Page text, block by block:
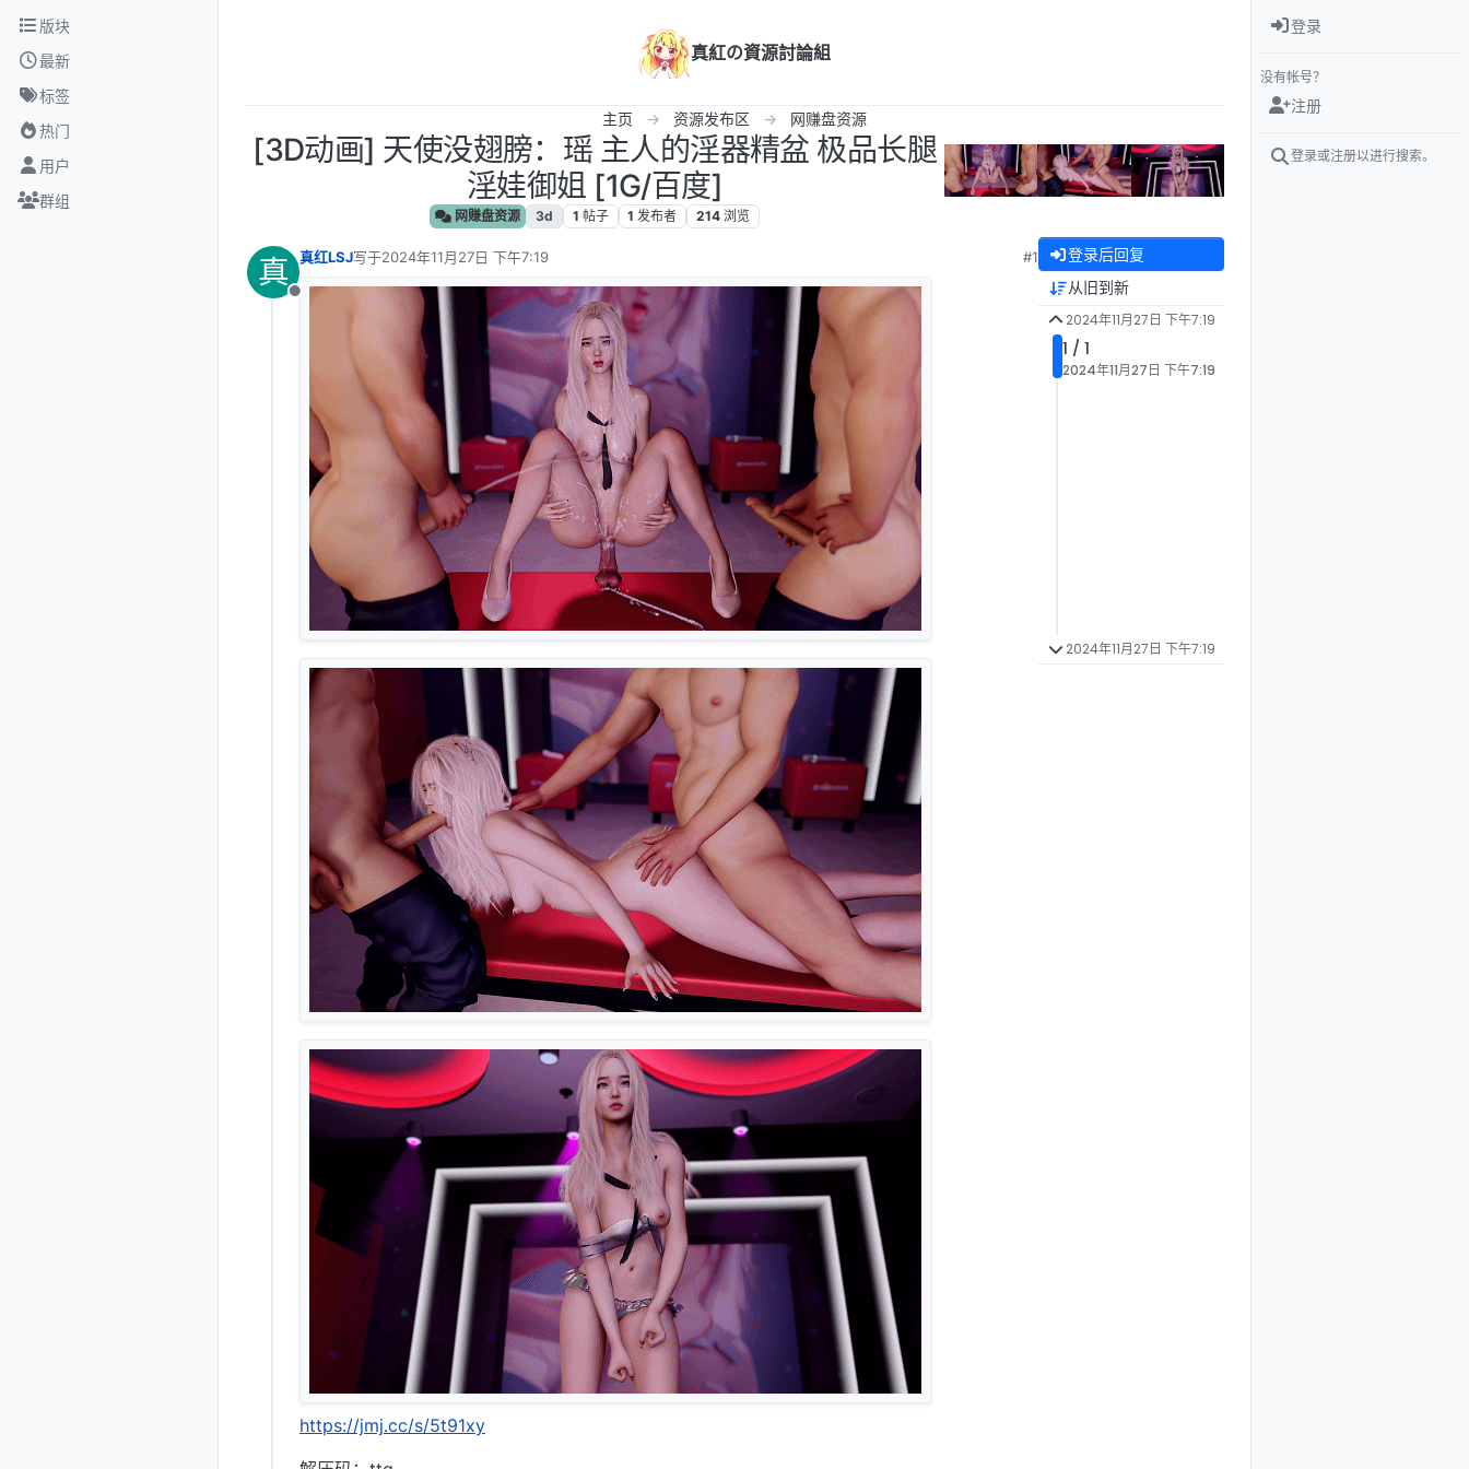
跳转至内容
版块
最新
标签
热门
用户
群组
真紅の資源討論組
主页 资源发布区 网赚盘资源
[3D动画] 天使没翅膀：瑶 主人的淫器精盆 极品长腿
淫娃御姐 [1G/百度]
网赚盘资源 3d 1 帖子 1 发布者 214 浏览
真
离线
真红LSJ写于2024年11月27日 下午7:19
最后由 编辑
#1
https://jmj.cc/s/5t91xy
登录后回复
从旧到新
2024年11月27日 下午7:19
1 / 1
2024年11月27日 下午7:19
2024年11月27日 下午7:19
登录
没有帐号？
注册
登录或注册以进行搜索。